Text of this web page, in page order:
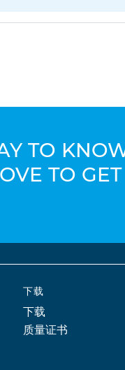
TO
TO
下载
下载
质量证书